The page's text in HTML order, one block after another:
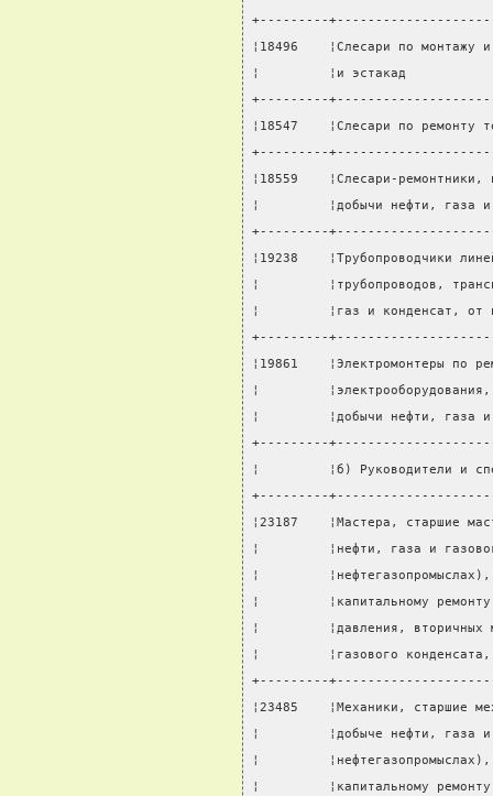
+---------
¦18496    ¦Слесари по монтажу
¦         ¦и эстакад
+---------
¦18547    ¦Слесари по
+---------
¦18559    ¦Слесари-ремонтники,
¦         ¦добычи нефти, газа
+---------
¦19238    ¦Трубопроводчики
¦         ¦трубопроводов,
¦         ¦газ и конденсат,
+---------
¦19861    ¦Электромонтеры
¦         ¦электрооборудования,
¦         ¦добычи нефти, газа
+---------
¦         ¦б) Руководители
+---------
¦23187    ¦Мастера, старшие
¦         ¦нефти, газа и
¦
¦         ¦капитальному ремонту
¦         ¦давления, вторичных
¦         ¦газового конденсата,
+---------
¦23485    ¦Механики, старшие
¦         ¦добыче нефти, газа
¦
¦         ¦капитальному ремонту